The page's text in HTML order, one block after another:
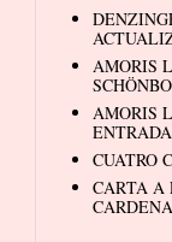
AMORIS
AMORIS
CUATRO
CARTA A